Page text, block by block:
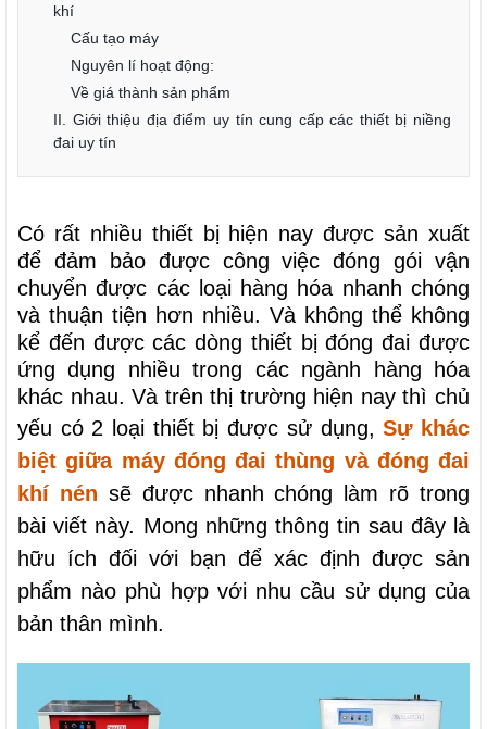
khí
Cấu tạo máy
Nguyên lí hoạt động:
Về giá thành sản phẩm
II. Giới thiệu địa điểm uy tín cung cấp các thiết bị niềng
đai uy tín
Có rất nhiều thiết bị hiện nay được sản xuất
để đảm bảo được công việc đóng gói vận
chuyển được các loại hàng hóa nhanh chóng
và thuận tiện hơn nhiều. Và không thể không
kể đến được các dòng thiết bị đóng đai được
ứng dụng nhiều trong các ngành hàng hóa
khác nhau. Và trên thị trường hiện nay thì chủ
yếu có 2 loại thiết bị được sử dụng,Sự khác
biệt giữa máy đóng đai thùng và đóng đai
khí nén sẽ được nhanh chóng làm rõ trong
bài viết này. Mong những thông tin sau đây là
hữu ích đối với bạn để xác định được sản
phẩm nào phù hợp với nhu cầu sử dụng của
bản thân mình.